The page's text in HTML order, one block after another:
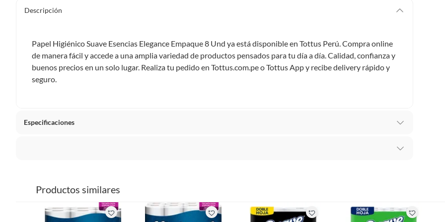
Descripción
Papel Higiénico Suave Esencias Elegance Empaque 8 Und ya está disponible en Tottus Perú. Compra online
de manera fácil y accede a una amplia variedad de productos pensados para tu día a día. Calidad, confianza y
buenos precios en un solo lugar. Realiza tu pedido en Tottus.com.pe o Tottus App y recibe delivery rápido y
seguro.
Especificaciones
Metros 65 mts
pueden devolver ni cambiar. Conoce cuáles son:
Productos vendidos porFalabella, Tottus y otros vendedores tienen:
Productos similares